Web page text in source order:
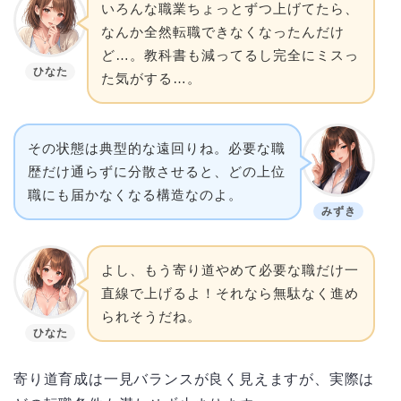
ひなた
いろんな職業ちょっとずつ上げてたら、
なんか全然転職できなくなったんだけ
ど…。教科書も減ってるし完全にミスっ
た気がする…。
みずき
その状態は典型的な遠回りね。必要な職
歴だけ通らずに分散させると、どの上位
職にも届かなくなる構造なのよ。
ひなた
よし、もう寄り道やめて必要な職だけ一
直線で上げるよ！それなら無駄なく進め
られそうだね。
寄り道育成は一見バランスが良く見えますが、実際は